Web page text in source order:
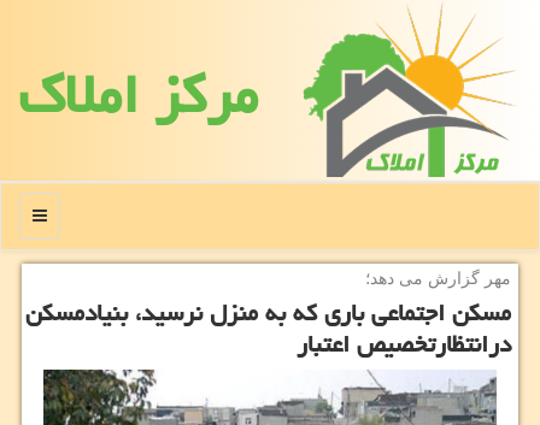
مركز املاك
منو
مهر گزارش می دهد؛
مسكن اجتماعی باری كه به منزل نرسید، بنیادمسكن
درانتظارتخصیص اعتبار